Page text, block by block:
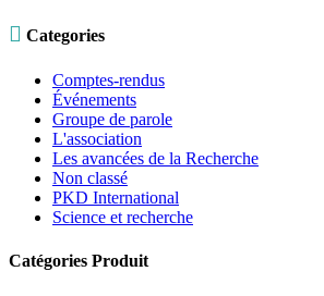
 Categories
Comptes-rendus
Événements
Groupe de parole
L'association
Les avancées de la Recherche
Non classé
PKD International
Science et recherche
Catégories Produit